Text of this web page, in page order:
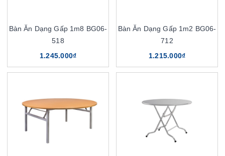
Bàn Ăn Dạng Gấp 1m8 BG06-
518
1.245.000₫
Bàn Ăn Dạng Gấp 1m2 BG06-
712
1.215.000₫